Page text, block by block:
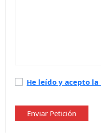
Política
privacidad*
He leído y acepto
Enviar Petición